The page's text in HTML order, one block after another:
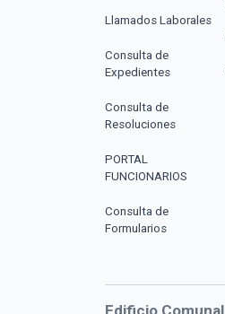
Llamados Laborales
Consulta de
Expedientes
Consulta de
Resoluciones
PORTAL
FUNCIONARIOS
Consulta de
Formularios